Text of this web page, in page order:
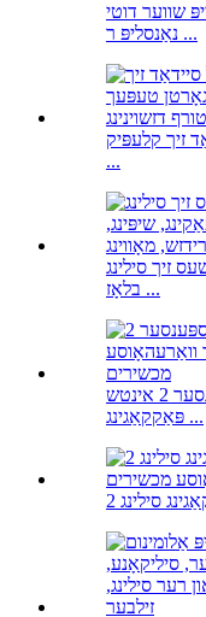
שווער דוטי
נאַנסליפּ ר ...
זיך קלעפּיק
...
זיך סילינג
בלאָז ...
כאַנדכעלד פּאַקינג טייפּ ביקס דיספּענסער 2 אינטש
פּאַקקאַגינג ...